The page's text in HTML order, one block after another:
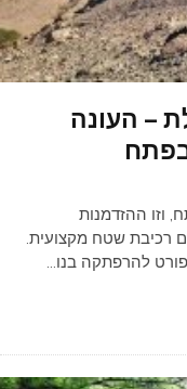
– העונה
וזו ההזדמנות
רכיבת שטח מקצועית.
להרפתקה בנו...